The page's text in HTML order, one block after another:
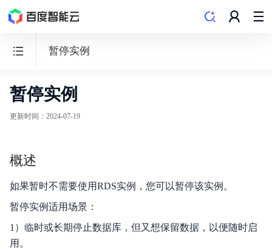
暂停实例
云
数
RDS
动态与公告
暂停实例
更新时间 ： 2024-07-19
概述
如果暂时不需要使用RDS实例，您可以暂停该实例。
暂停实例适用场景：
1）临时或长期停止数据库，但又想保留数据，以便随时启
用。